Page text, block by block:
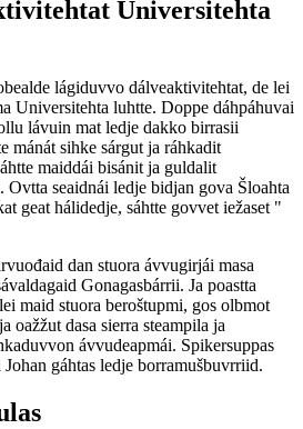
Universitehta
lágiduvvo dálveaktivitehtat, de lei
Universitehta luhtte. Doppe dáhpáhuvai
lávuin mat ledje dakko birrasii
mánát sihke sárgut ja ráhkadit
maiddái bisánit ja guldalit
seaidnái ledje bidjan gova Šloahta
geat hálidedje, sáhtte govvet iežaset "
dan stuora ávvugirjái masa
Gonagasbárrii. Ja poastta
maid stuora beroštupmi, gos olbmot
oažžut dasa sierra steampila ja
ávvudeapmái. Spikersuppas
gáhtas ledje borramušbuvrriid.